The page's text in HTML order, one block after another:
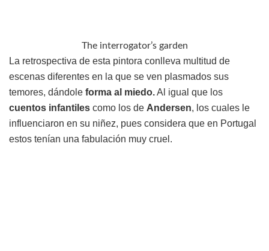
The interrogator’s garden
La retrospectiva de esta pintora conlleva multitud de
escenas diferentes en la que se ven plasmados sus
temores, dándole forma al miedo.Al igual que los
cuentos infantiles como los de Andersen, los cuales le
influenciaron en su niñez, pues considera que en Portugal
estos tenían una fabulación muy cruel.